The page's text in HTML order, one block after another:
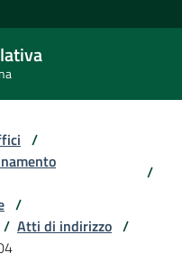
/
/
/
/ Atti di indirizzo /